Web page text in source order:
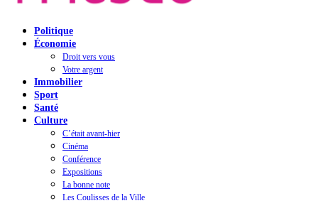
Politique
Économie
Droit vers vous
Votre argent
Immobilier
Sport
Santé
Culture
C’était avant-hier
Cinéma
Conférence
Expositions
La bonne note
Les Coulisses de la Ville